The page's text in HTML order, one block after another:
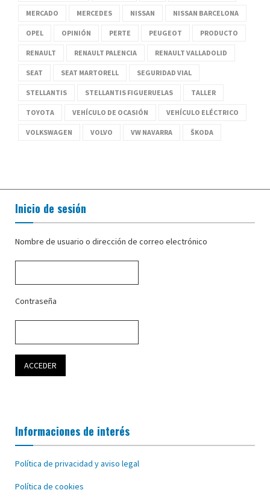
MERCADO MERCEDES NISSAN NISSAN BARCELONA
OPEL OPINIÓN PERTE PEUGEOT PRODUCTO
RENAULT RENAULT PALENCIA RENAULT VALLADOLID
SEAT SEAT MARTORELL SEGURIDAD VIAL
STELLANTIS STELLANTIS FIGUERUELAS TALLER
TOYOTA VEHÍCULO DE OCASIÓN VEHÍCULO ELÉCTRICO
VOLKSWAGEN VOLVO VW NAVARRA ŠKODA
Inicio de sesión
Nombre de usuario o dirección de correo electrónico
Contraseña
Informaciones de interés
Política de privacidad y aviso legal
Política de cookies